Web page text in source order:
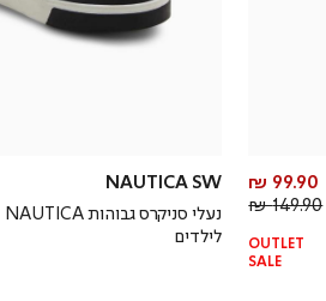
מחיר
מוצר
99.90 ₪
מחיר
149.90 ₪
OUTLET
SALE
NAUTICA SW
נעלי סניקרס גבוהות NAUTICA
לילדים